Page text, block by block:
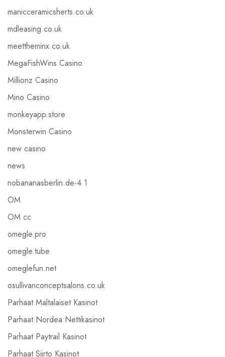
manicceramicsherts.co.uk
mdleasing.co.uk
meettheminx.co.uk
MegaFishWins Casino
Millionz Casino
Mino Casino
monkeyapp.store
Monsterwin Casino
new casino
news
nobananasberlin.de-4 1
OM
OM cc
omegle.pro
omegle.tube
omeglefun.net
osullivanconceptsalons.co.uk
Parhaat Maltalaiset Kasinot
Parhaat Nordea Nettikasinot
Parhaat Paytrail Kasinot
Parhaat Siirto Kasinot